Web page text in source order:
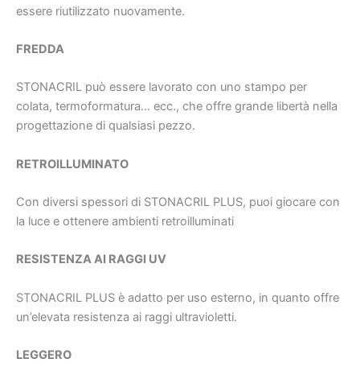
essere riutilizzato nuovamente.
FREDDA
STONACRIL può essere lavorato con uno stampo per
colata, termoformatura… ecc., che offre grande libertà nella
progettazione di qualsiasi pezzo.
RETROILLUMINATO
Con diversi spessori di STONACRIL PLUS, puoi giocare con
la luce e ottenere ambienti retroilluminati
RESISTENZA AI RAGGI UV
STONACRIL PLUS è adatto per uso esterno, in quanto offre
un’elevata resistenza ai raggi ultravioletti.
LEGGERO